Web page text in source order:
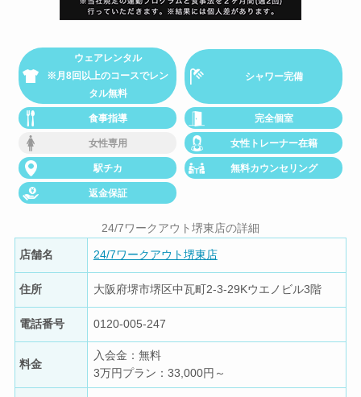
ウェアレンタル
※月8回以上のコースでレン
タル無料
シャワー完備
食事指導 完全個室
女性専用 女性トレーナー在籍
駅チカ 無料カウンセリング
返金保証
24/7ワークアウト堺東店の詳細
店舗名 24/7ワークアウト堺東店
住所 大阪府堺市堺区中瓦町2-3-29Kウエノビル3階
電話番号 0120-005-247
料金
入会金：無料
3万円プラン：33,000円～